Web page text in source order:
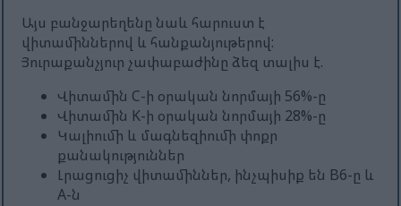
Այս բանջարեղենը նաև հարուստ է
վիտամիններով և հանքանյութերով:
Յուրաքանչյուր չափաբաժինը ձեզ տալիս է.
Վիտամին C-ի օրական նորմայի 56%-ը
Վիտամին K-ի օրական նորմայի 28%-ը
Կալիումի և մագնեզիումի փոքր
քանակություններ
Լրացուցիչ վիտամիններ, ինչպիսիք են B6-ը և
A-ն